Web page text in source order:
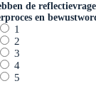
de
en
1
2
3
4
5